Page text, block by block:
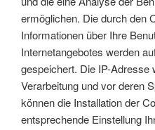
ermöglichen. Die durch den
Informationen über Ihre
Internetangebotes werden
gespeichert. Die IP-Adresse
Verarbeitung und vor deren
können die Installation der
entsprechende Einstellung